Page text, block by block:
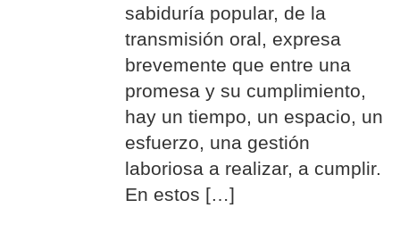
sabiduría popular, de la
transmisión oral, expresa
brevemente que entre una
promesa y su cumplimiento,
hay un tiempo, un espacio, un
esfuerzo, una gestión
laboriosa a realizar, a cumplir.
En estos […]